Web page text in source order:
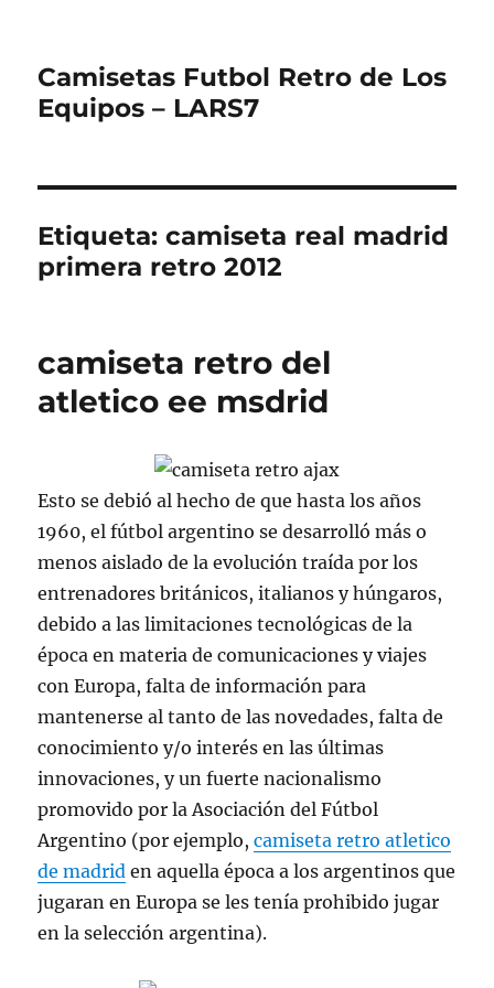
Camisetas Futbol Retro de Los
Equipos – LARS7
Etiqueta:camiseta real madrid
primera retro 2012
camiseta retro del
atletico ee msdrid
Esto se debió al hecho de que hasta los años
1960, el fútbol argentino se desarrolló más o
menos aislado de la evolución traída por los
entrenadores británicos, italianos y húngaros,
debido a las limitaciones tecnológicas de la
época en materia de comunicaciones y viajes
con Europa, falta de información para
mantenerse al tanto de las novedades, falta de
conocimiento y/o interés en las últimas
innovaciones, y un fuerte nacionalismo
promovido por la Asociación del Fútbol
Argentino (por ejemplo,camiseta retro atletico
de madrid en aquella época a los argentinos que
jugaran en Europa se les tenía prohibido jugar
en la selección argentina).